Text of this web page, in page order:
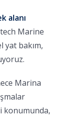
alanı
Marine
bakım,
Marina
konumunda,